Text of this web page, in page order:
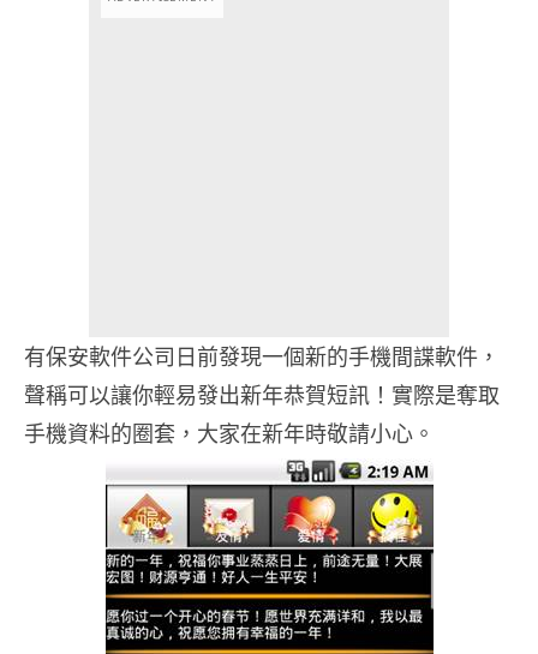
有保安軟件公司日前發現一個新的手機間諜軟件，
聲稱可以讓你輕易發出新年恭賀短訊！實際是奪取
手機資料的圈套，大家在新年時敬請小心。